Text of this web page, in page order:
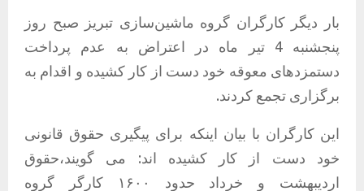
بار دیگر کارگران گروه ماشین‌سازی تبریز صبح روز
پنجشنبه 4 تیر ماه در اعتراض به‌ عدم پرداخت
دستمزدهای معوقه خود دست از کار کشیده و اقدام به
برگزاری تجمع کردند.
این کارگران با بیان اینکه برای پیگیری حقوق قانونی
خود دست از کار کشیده اند: می گویند،حقوق
اردیبهشت و خرداد حدود ۱۶۰۰ کارگر گروه